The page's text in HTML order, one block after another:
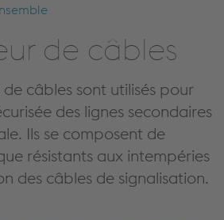
de câbles
câbles sont utilisés pour
des lignes secondaires
Ils se composent de
résistants aux intempéries
des câbles de signalisation.